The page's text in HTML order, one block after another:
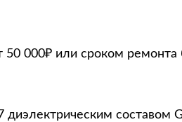
000₽ или сроком
диэлектрическим составом